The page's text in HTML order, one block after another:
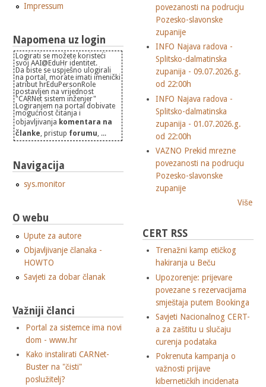
Impressum
Napomena uz login
Logirati se možete koristeći
svoj AAI@EduHr identitet.
Da biste se uspješno ulogirali
na portal, morate imati imenički
atribut hrEduPersonRole
postavljen na vrijednost
"CARNet sistem inženjer"
Logiranjem na portal dobivate
mogućnost čitanja i
objavljivanja komentara na
članke, pristup forumu, ...
Navigacija
sys.monitor
O webu
Upute za autore
Objavljivanje članaka -
HOWTO
Savjeti za dobar članak
Važniji članci
Portal za sistemce ima novi
dom - www.hr
Kako instalirati CARNet-
Buster na "čisti"
poslužitelj?
povezanosti na podrucju
Pozesko-slavonske
zupanije
INFO Najava radova -
Splitsko-dalmatinska
zupanija - 09.07.2026.g.
od 22:00h
INFO Najava radova -
Splitsko-dalmatinska
zupanija - 01.07.2026.g.
od 22:00h
VAZNO Prekid mrezne
povezanosti na podrucju
Pozesko-slavonske
zupanije
Više
CERT RSS
Trenažni kamp etičkog
hakiranja u Beču
Upozorenje: prijevare
povezane s rezervacijama
smještaja putem Bookinga
Savjeti Nacionalnog CERT-
a za zaštitu u slučaju
curenja podataka
Pokrenuta kampanja o
važnosti prijave
kibernetičkih incidenata